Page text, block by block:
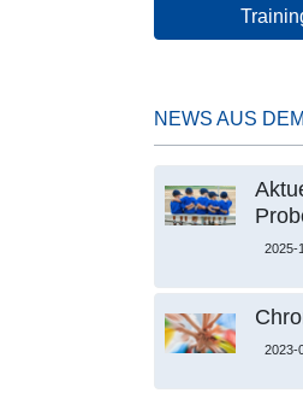
NEWS AUS
2025-
2023-